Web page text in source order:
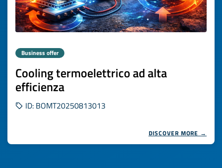
Business offer
Cooling termoelettrico ad alta
efficienza
ID: BOMT20250813013
DISCOVER MORE →